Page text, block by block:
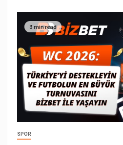
3 min read
SPOR